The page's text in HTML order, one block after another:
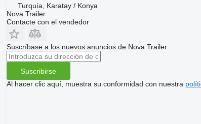
Turquía, Karatay / Konya
Nova Trailer
Contacte con el vendedor
Suscríbase a los nuevos anuncios de Nova Trailer
Suscribirse
Al hacer clic aquí, muestra su conformidad con nuestra